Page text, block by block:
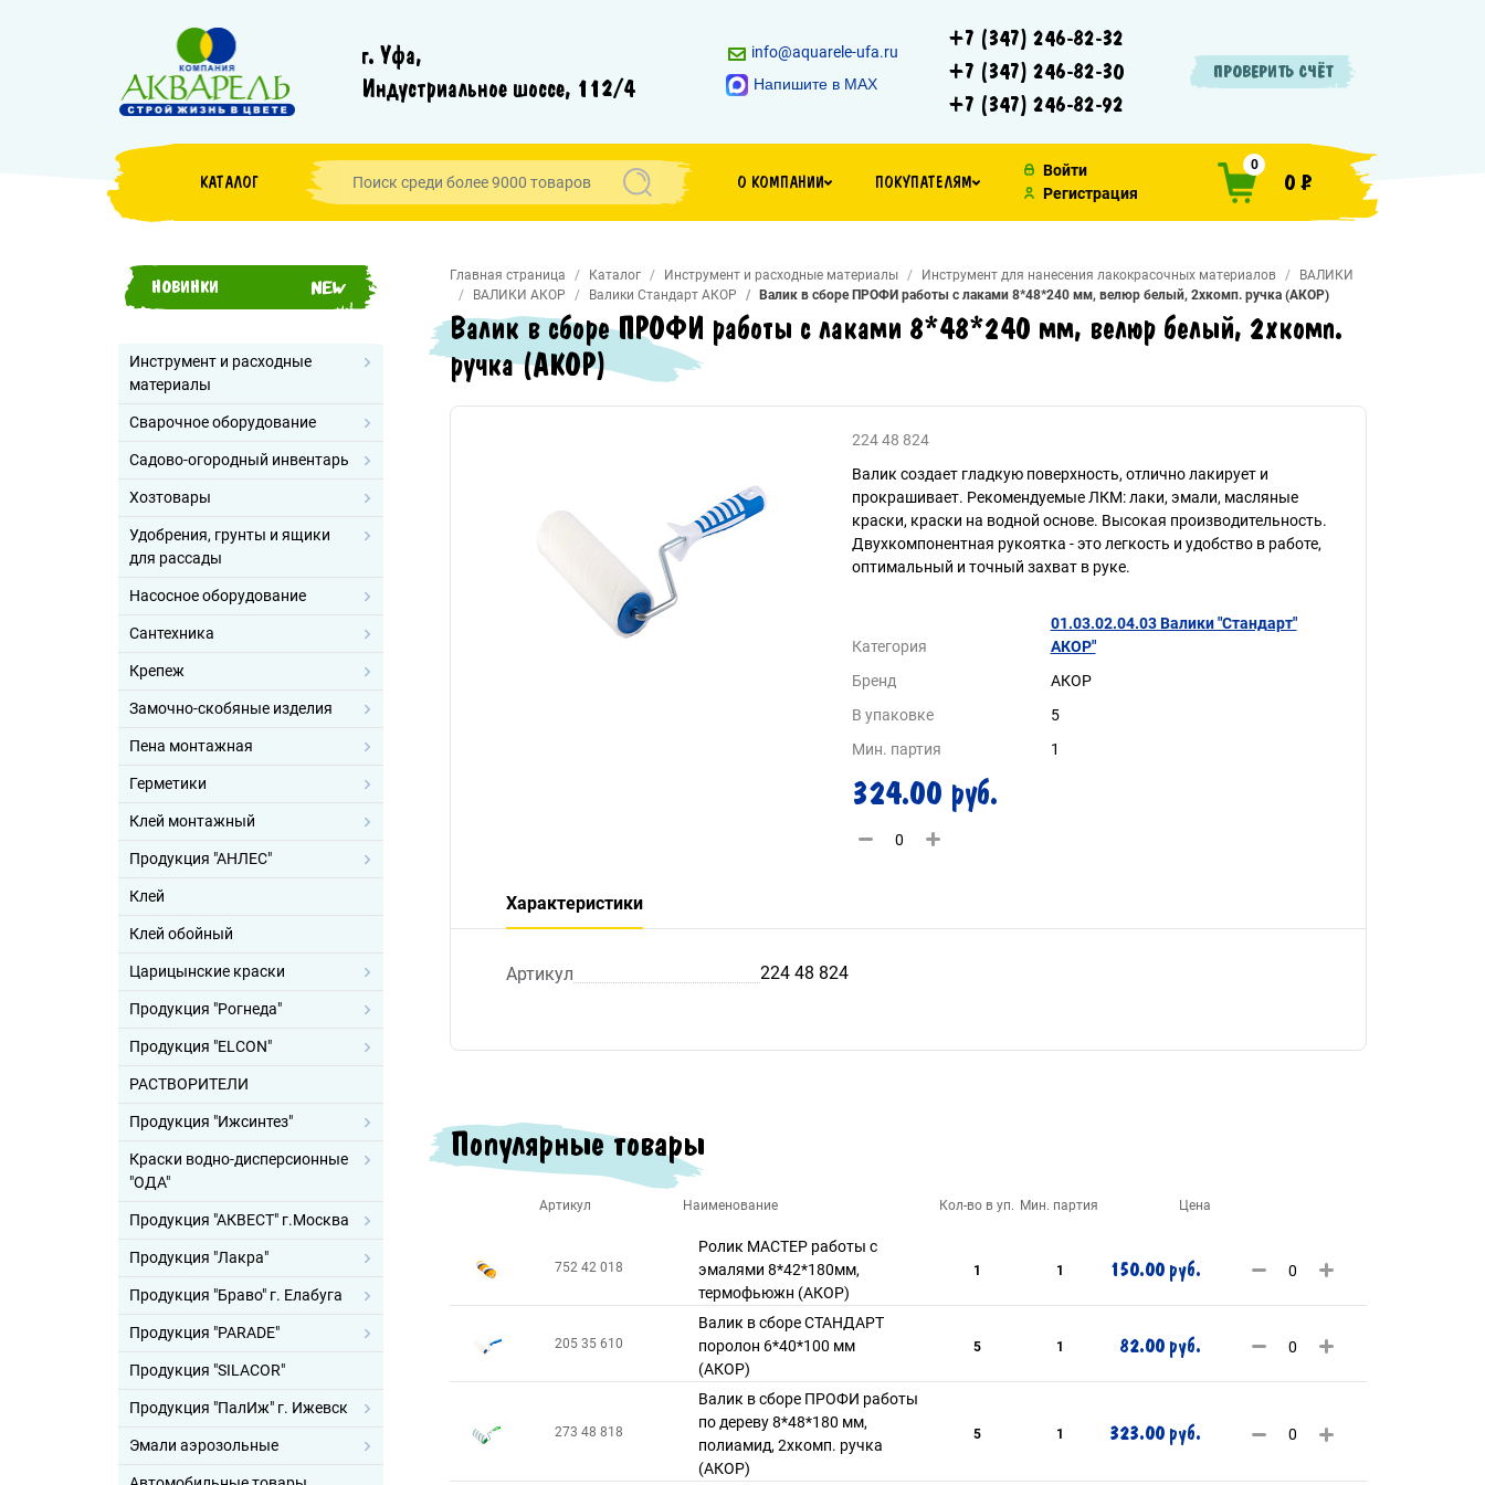
г. Уфа,
Индустриальное шоссе, 112/4
info@aquarele-ufa.ru
Напишите в MAX
+7 (347) 246-82-32
+7 (347) 246-82-30
+7 (347) 246-82-92
ПРОВЕРИТЬ СЧЁТ
КАТАЛОГ О КОМПАНИИ ПОКУПАТЕЛЯМ
Войти
Регистрация
0
0 ₽
НОВИНКИ
Инструмент и расходные
материалы
Сварочное оборудование
Садово-огородный инвентарь
Хозтовары
Удобрения, грунты и ящики
для рассады
Насосное оборудование
Сантехника
Крепеж
Замочно-скобяные изделия
Пена монтажная
Герметики
Клей монтажный
Продукция "АНЛЕС"
Клей
Клей обойный
Царицынские краски
Продукция "Рогнеда"
Продукция "ELCON"
РАСТВОРИТЕЛИ
Продукция "Ижсинтез"
Краски водно-дисперсионные
"ОДА"
Продукция "АКВЕСТ" г.Москва
Продукция "Лакра"
Продукция "Браво" г. Елабуга
Продукция "PARADE"
Продукция "SILACOR"
Продукция "ПалИж" г. Ижевск
Эмали аэрозольные
Главная страница Каталог Инструмент и расходные материалы Инструмент для нанесения лакокрасочных материалов
ВАЛИКИ
ВАЛИКИ АКОР
Валики Стандарт АКОР Валик в сборе ПРОФИ работы с лаками 8*48*240 мм, велюр белый, 2хкомп. ручка (АКОР)
Валик в сборе ПРОФИ работы с лаками 8*48*240 мм, велюр белый, 2хкомп.
ручка (АКОР)
224 48 824
Валик создает гладкую поверхность, отлично лакирует и
прокрашивает. Рекомендуемые ЛКМ: лаки, эмали, масляные
краски, краски на водной основе. Высокая производительность.
Двухкомпонентная рукоятка - это легкость и удобство в работе,
оптимальный и точный захват в руке.
Категория
01.03.02.04.03 Валики "Стандарт"
АКОР"
Бренд
АКОР
В упаковке
5
Мин. партия
1
324.00 руб.
Характеристики
Артикул 224 48 824
Популярные товары
Артикул Наименование Кол-во в уп. Мин. партия Цена
752 42 018
Ролик МАСТЕР работы с
эмалями 8*42*180мм,
термофьюжн (АКОР)
1 1 150.00 руб.
205 35 610
Валик в сборе СТАНДАРТ
поролон 6*40*100 мм
(АКОР)
5 1 82.00 руб.
273 48 818
Валик в сборе ПРОФИ работы
по дереву 8*48*180 мм,
полиамид, 2хкомп. ручка
(АКОР)
5 1 323.00 руб.